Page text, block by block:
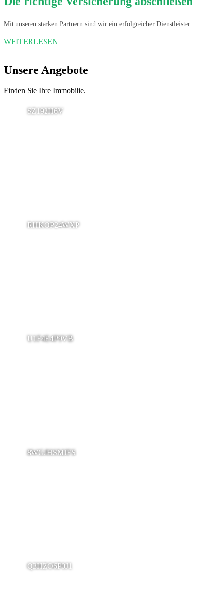
Mit unseren starken Partnern sind wir ein erfolgreicher Dienstleister.
WEITERLESEN
Unsere Angebote
Finden Sie Ihre Immobilie.
SZ192H6V
RHKOP24WXP
U1F4E4P9VB
8WGJHSMJFS
Q3HZO6P0J1